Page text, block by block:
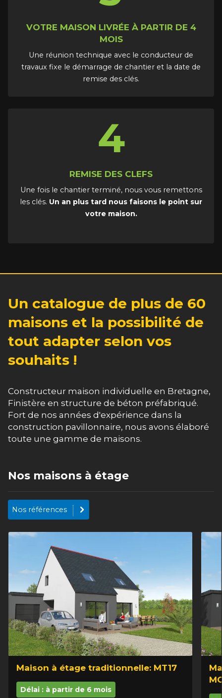
VOTRE MAISON LIVRÉE À PARTIR DE 4
MOIS
Une réunion technique avec le conducteur de
travaux fixe le démarrage de chantier et la date de
remise des clés.
4
REMISE DES CLEFS
Une fois le chantier terminé, nous vous remettons
les clés. Un an plus tard nous faisons le point sur
votre maison.
Un catalogue de plus de 60
maisons et la possibilité de
tout adapter selon vos
souhaits !
Constructeur maison individuelle en Bretagne,
Finistère en structure de béton préfabriqué.
Fort de nos années d'expérience dans la
construction pavillonnaire, nous avons élaboré
toute une gamme de maisons.
Nos maisons à étage
Nos références
Maison à étage traditionnelle: MT17
Délai : à partir de 6 mois